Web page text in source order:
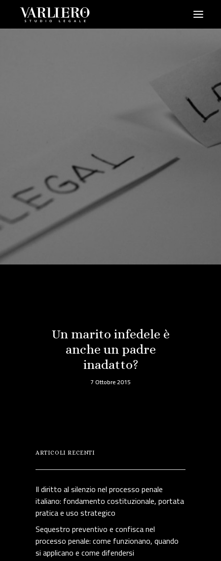
PRENDI UN APPUNTAMENTO
Un marito infedele è
anche un padre
inadatto?
7 Ottobre 2015
ARTICOLI RECENTI
Il diritto al silenzio nel processo penale
italiano: fondamento costituzionale, portata
pratica e uso strategico
Sequestro preventivo e confisca nel
processo penale: come funzionano, quando
si applicano e come difendersi